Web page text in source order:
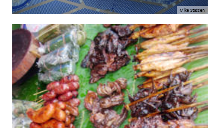
Mike Stassen